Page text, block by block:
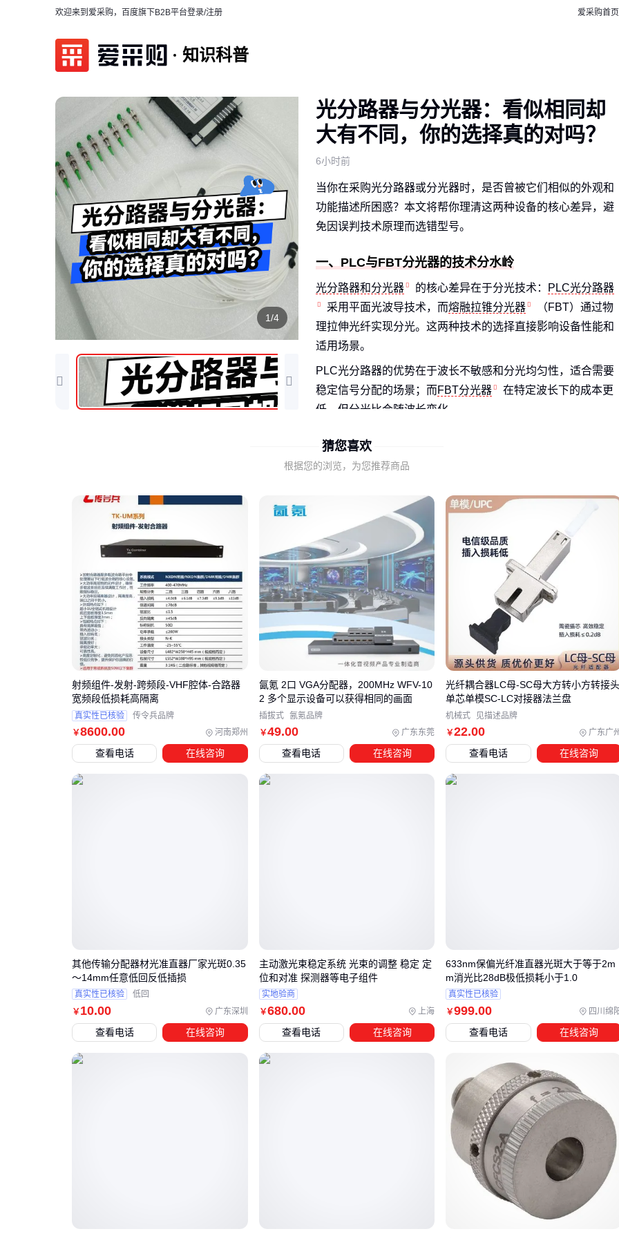
欢迎来到爱采购，百度旗下B2B平台登录/注册 爱采购首页
知识科普
1/4
光分路器与分光器：看似相同却
大有不同，你的选择真的对吗？
6小时前
当你在采购光分路器或分光器时，是否曾被它们相似的外观和
功能描述所困惑？本文将帮你理清这两种设备的核心差异，避
免因误判技术原理而选错型号。
一、PLC与FBT分光器的技术分水岭
光分路器和分光器 的核心差异在于分光技术：
PLC光分路器
采用平面光波导技术，而熔融拉锥分光器
（FBT）通过物
理拉伸光纤实现分光。这两种技术的选择直接影响设备性能和
适用场景。
PLC光分路器的优势在于波长不敏感和分光均匀性，适合需要
稳定信号分配的场景；而FBT分光器
在特定波长下的成本更
低，但分光比会随波长变化。
长，PLC光分路器会是更可靠的选择。
数据中心通常需要高密度部署和稳定性能，PLC光分路器的紧
凑设计和均匀分光特性使其成为首选。
电信网络则更关注长期可靠性和环境适应性，需要考虑设备的
封装形式和耐久性，这时两种技术各有优势。
实验室环境可能对分光精度有特殊要求，可能需要考虑
长分路器
来满足实验需求。
三、如何构建四维决策模型避免选型误区？
在光分路器和分光器的选型中，单一参数对比往往导致误判。
建议建立波长适配性、分光比稳定性、封装形式和耐久性的四
维决策框架：
波长敏感度决定设备能否匹配现有光纤系统的传输窗口，例
通常需要配合特定波段分光器
段具有更平坦的响应曲线，此时普通FBT分光器可能产生通道
间功率失衡。这类场景下，建议先锁定波长兼容性再评估其他
分光比稳定性在实际应用中常被低估。PLC分路器虽然分光精
度高，但在振动环境中可能因结构特性产生微变；而拉锥型分
光器在温度骤变时表现更稳定。对于无人值守的户外基站，建
议将温度系数纳入耐久性评估，而非仅看初始分光比标称值。
最后需注意，四维模型需要根据场景动态调整权重。数据中心
短距离互联可适当降低耐久性要求，换取更高密度封装；而石
油勘探等恶劣环境则需优先保障工业级防护。这种差异化评估
能有效避免过度配置带来的成本浪费。
光纤收发器
等配套设备的兼
容性，特别是接口类型和光功率容忍度是否匹配。这关系到整
猜您喜欢
根据您的浏览，为您推荐商品
￥8600.00 河南郑州
射频组件-发射-跨频段-VHF腔体-合路器
宽频段低损耗高隔离
真实性已核验 传令兵品牌
查看电话 在线咨询
￥49.00 广东东莞
氤氪 2口 VGA分配器，200MHz WFV-10
2 多个显示设备可以获得相同的画面
插拔式 氤氪品牌
查看电话 在线咨询
￥22.00 广东广
光纤耦合器LC母-SC母大方转小方转接头
单芯单模SC-LC对接器法兰盘
机械式 见描述品牌
查看电话 在线咨询
￥ 10.00 广东深圳
其他传输分配器材光准直器厂家光斑0.35
～14mm任意低回反低插损
真实性已核验 低回
查看电话 在线咨询
￥680.00 上海
主动激光束稳定系统 光束的调整 稳定 定
位和对准 探测器等电子组件
实地验商
查看电话 在线咨询
￥999.00 四川绵
633nm保偏光纤准直器光斑大于等于2m
m消光比28dB极低损耗小于1.0
真实性已核验
查看电话 在线咨询